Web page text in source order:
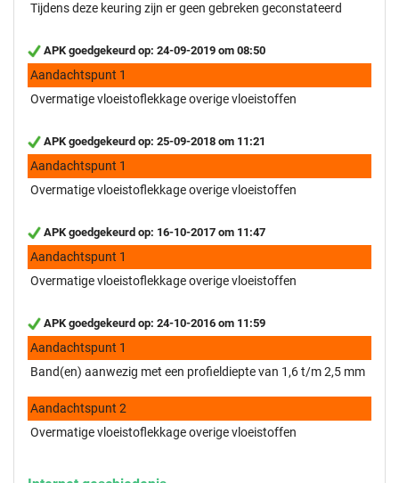
Tijdens deze keuring zijn er geen gebreken geconstateerd
APK goedgekeurd op: 24-09-2019 om 08:50
Aandachtspunt 1
Overmatige vloeistoflekkage overige vloeistoffen
APK goedgekeurd op: 25-09-2018 om 11:21
Aandachtspunt 1
Overmatige vloeistoflekkage overige vloeistoffen
APK goedgekeurd op: 16-10-2017 om 11:47
Aandachtspunt 1
Overmatige vloeistoflekkage overige vloeistoffen
APK goedgekeurd op: 24-10-2016 om 11:59
Aandachtspunt 1
Band(en) aanwezig met een profieldiepte van 1,6 t/m 2,5 mm
Aandachtspunt 2
Overmatige vloeistoflekkage overige vloeistoffen